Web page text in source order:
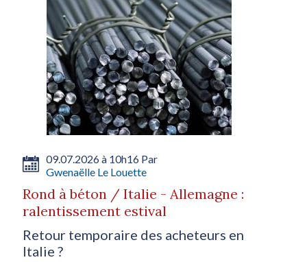
09.07.2026 à 10h16 Par
Gwenaëlle Le Louette
Rond à béton / Italie - Allemagne :
ralentissement estival
Retour temporaire des acheteurs en
Italie ?